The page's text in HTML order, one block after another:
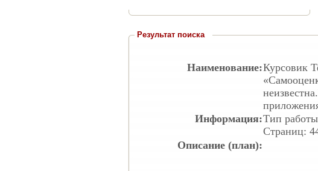
Результат поиска
Наименование:Курсовик
Информация:Тип
Страниц:
Описание (план):